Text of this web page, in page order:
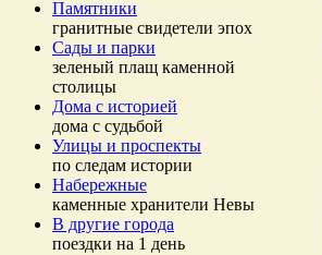
Памятники
гранитные свидетели эпох
Сады и парки
зеленый плащ каменной
столицы
Дома с историей
дома с судьбой
Улицы и проспекты
по следам истории
Набережные
каменные хранители Невы
В другие города
поездки на 1 день